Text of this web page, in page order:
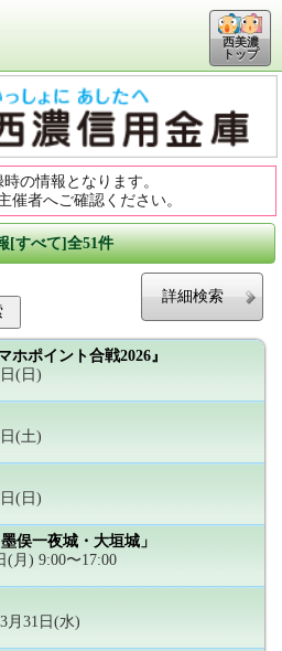
西美濃
トップ
の情報となります。
催者へご確認ください。
報[すべて]全51件
詳細検索
ホポイント合戦2026』
(日)
(土)
(日)
俣一夜城・大垣城」
(月) 9:00〜17:00
月31日(水)